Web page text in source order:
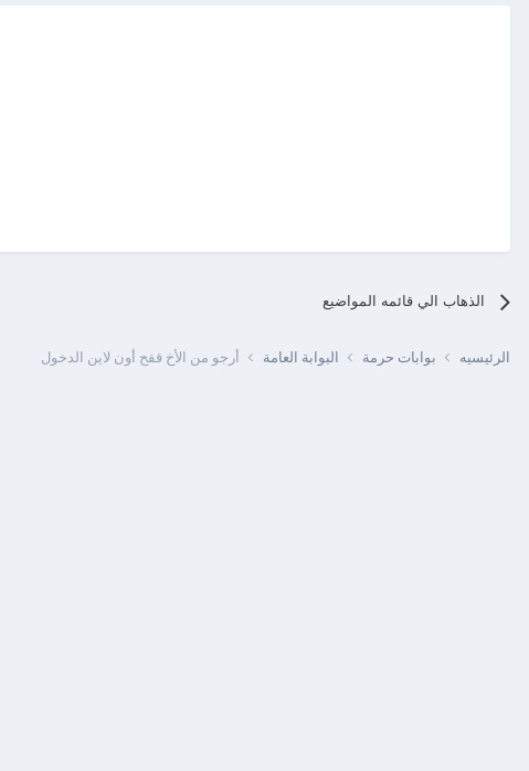
الذهاب الي قائمه المواضيع
الرئيسيه بوابات حرمة البوابة العامة أرجو من الأخ ققح أون لاين الدخول